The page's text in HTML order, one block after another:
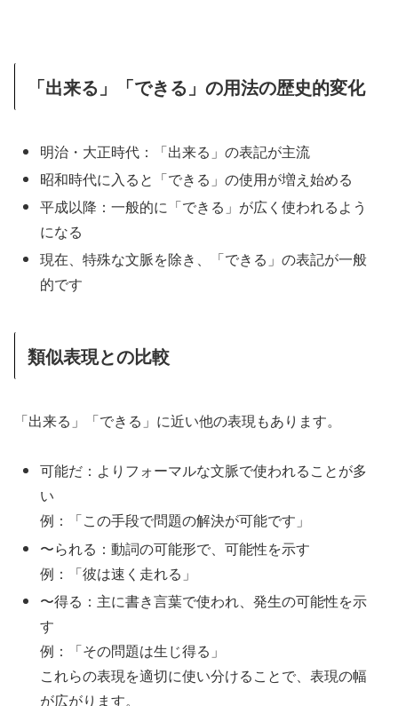
「出来る」「できる」の用法の歴史的変化
明治・大正時代：「出来る」の表記が主流
昭和時代に入ると「できる」の使用が増え始める
平成以降：一般的に「できる」が広く使われるよう
になる
現在、特殊な文脈を除き、「できる」の表記が一般
的です
類似表現との比較
「出来る」「できる」に近い他の表現もあります。
可能だ：よりフォーマルな文脈で使われることが多
い
例：「この手段で問題の解決が可能です」
〜られる：動詞の可能形で、可能性を示す
例：「彼は速く走れる」
〜得る：主に書き言葉で使われ、発生の可能性を示
す
例：「その問題は生じ得る」
これらの表現を適切に使い分けることで、表現の幅
が広がります。